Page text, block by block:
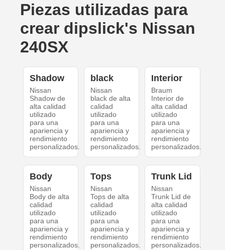
Piezas utilizadas para
crear dipslick's Nissan
240SX
Shadow
Nissan
Shadow de
alta calidad
utilizado
para una
apariencia y
rendimiento
personalizados.
black
Nissan
black de alta
calidad
utilizado
para una
apariencia y
rendimiento
personalizados.
Interior
Braum
Interior de
alta calidad
utilizado
para una
apariencia y
rendimiento
personalizados.
Body
Nissan
Body de alta
calidad
utilizado
para una
apariencia y
rendimiento
personalizados.
Tops
Nissan
Tops de alta
calidad
utilizado
para una
apariencia y
rendimiento
personalizados.
Trunk Lid
Nissan
Trunk Lid de
alta calidad
utilizado
para una
apariencia y
rendimiento
personalizados.